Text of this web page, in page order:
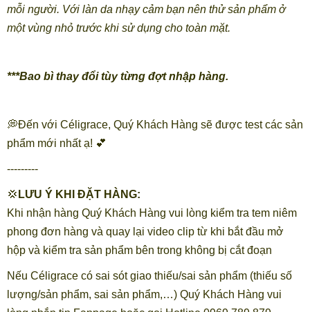
mỗi người. Với làn da nhạy cảm bạn nên thử sản phẩm ở
một vùng nhỏ trước khi sử dụng cho toàn mặt.
***Bao bì thay đổi tùy từng đợt nhập hàng.
💭Đến với Céligrace, Quý Khách Hàng sẽ được test các sản
phẩm mới nhất ạ! 💕
---------
💢 LƯU Ý KHI ĐẶT HÀNG:
Khi nhận hàng Quý Khách Hàng vui lòng kiểm tra tem niêm
phong đơn hàng và quay lại video clip từ khi bắt đầu mở
hộp và kiểm tra sản phẩm bên trong không bị cắt đoạn
Nếu Céligrace có sai sót giao thiếu/sai sản phẩm (thiếu số
lượng/sản phẩm, sai sản phẩm,…) Quý Khách Hàng vui